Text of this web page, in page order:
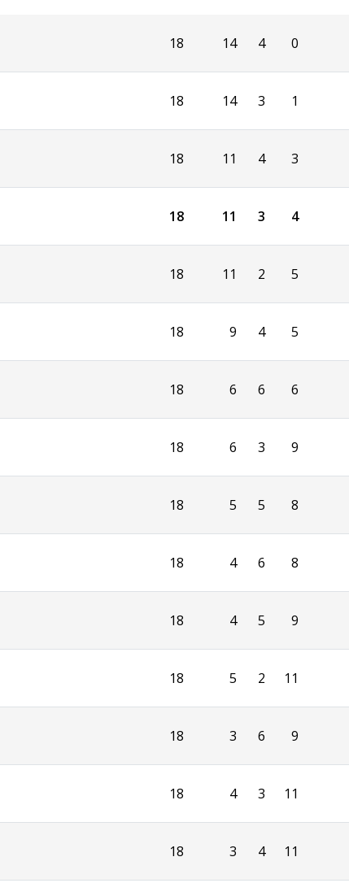
18 14 4 0
18 14 3 1
18 11 4 3
18 11 3 4
18 11 2 5
18 9 4 5
18 6 6 6
18 6 3 9
18 5 5 8
18 4 6 8
18 4 5 9
18 5 2 11
18 3 6 9
18 4 3 11
18 3 4 11